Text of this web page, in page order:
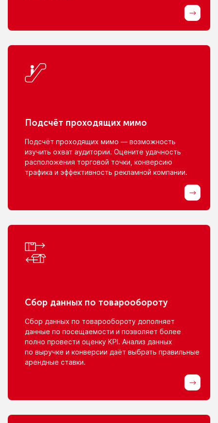
Подсчёт проходящих мимо
Подсчёт проходящих мимо — возможность
изучить охват аудитории. Оцените удачность
расположения торговой точки, конверсию
трафика и эффективность рекламной компании.
Сбор данных по товарообороту
Сбор данных по товарообороту дополняет
данные по посещаемости и позволяет более
полно провести оценку KPI. Анализ данных
по выручке и конверсии даёт выбрать правильные
арендные ставки.